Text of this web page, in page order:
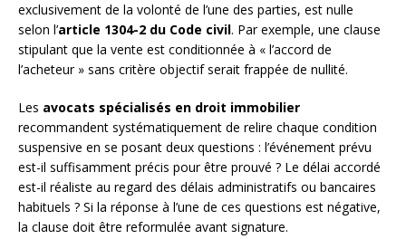
exclusivement de la volonté de l’une des parties, est nulle
selon l’article 1304-2 du Code civil. Par exemple, une clause
stipulant que la vente est conditionnée à « l’accord de
l’acheteur » sans critère objectif serait frappée de nullité.
Les avocats spécialisés en droit immobilier
recommandent systématiquement de relire chaque condition
suspensive en se posant deux questions : l’événement prévu
est-il suffisamment précis pour être prouvé ? Le délai accordé
est-il réaliste au regard des délais administratifs ou bancaires
habituels ? Si la réponse à l’une de ces questions est négative,
la clause doit être reformulée avant signature.